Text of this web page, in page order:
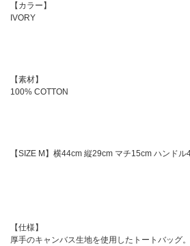
【カラー】
IVORY
【素材】
100% COTTON
【SIZE M】横44cm 縦29cm マチ15cm ハンドル
【仕様】
厚手のキャンバス生地を使用したトートバッグ。